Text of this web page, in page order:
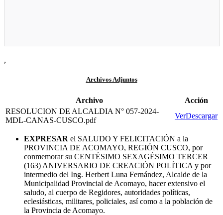
,
Archivos Adjuntos
Archivo
Acción
RESOLUCION DE ALCALDIA N° 057-2024-
MDL-CANAS-CUSCO.pdf
VerDescargar
EXPRESAR el SALUDO Y FELICITACIÓN a la
PROVINCIA DE ACOMAYO, REGIÓN CUSCO, por
conmemorar su CENTÉSIMO SEXAGÉSIMO TERCER
(163) ANIVERSARIO DE CREACIÓN POLÍTICA y por
intermedio del Ing. Herbert Luna Fernández, Alcalde de la
Municipalidad Provincial de Acomayo, hacer extensivo el
saludo, al cuerpo de Regidores, autoridades políticas,
eclesiásticas, militares, policiales, así como a la población de
la Provincia de Acomayo.